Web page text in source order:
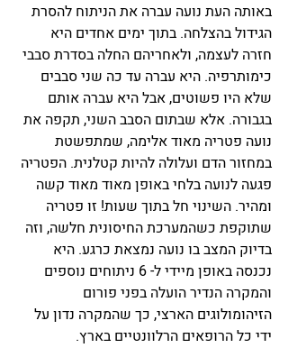
באותה העת נועה עברה את הניתוח להסרת
הגידול בהצלחה. בתוך ימים אחדים היא
חזרה לעצמה, ולאחריהם החלה בסדרת סבבי
כימותרפיה. היא עברה עד כה שני סבבים
שלא היו פשוטים, אבל היא עברה אותם
בגבורה. אלא שבתום הסבב השני, תקפה את
נועה פטריה מאוד אלימה, שמתפשטת
במחזור הדם ועלולה להיות קטלנית. הפטריה
פגעה לנועה בלחי באופן מאוד מאוד קשה
ומהיר. השינוי חל בתוך שעות! זו פטריה
שתוקפת כשהמערכת החיסונית חלשה, וזה
בדיוק המצב בו נועה נמצאת כרגע. היא
נכנסה באופן מיידי ל- 6 ניתוחים נוספים
והמקרה הנדיר הועלה בפני פורום
הזיהומולוגים הארצי, כך שהמקרה נדון על
ידי כל הרופאים הרלוונטיים בארץ.